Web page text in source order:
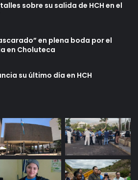
sobre su salida de HCH en el
en plena boda por el
en Choluteca
su último día en HCH